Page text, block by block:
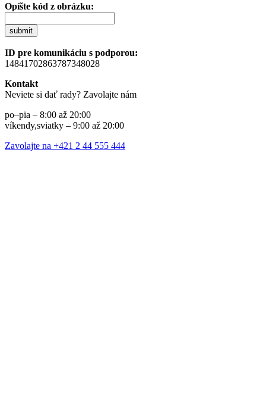
Opíšte kód z obrázku:
submit
ID pre komunikáciu s podporou:
14841702863787348028
Kontakt
Neviete si dať rady? Zavolajte nám
po–pia – 8:00 až 20:00
víkendy,sviatky – 9:00 až 20:00
Zavolajte na +421 2 44 555 444